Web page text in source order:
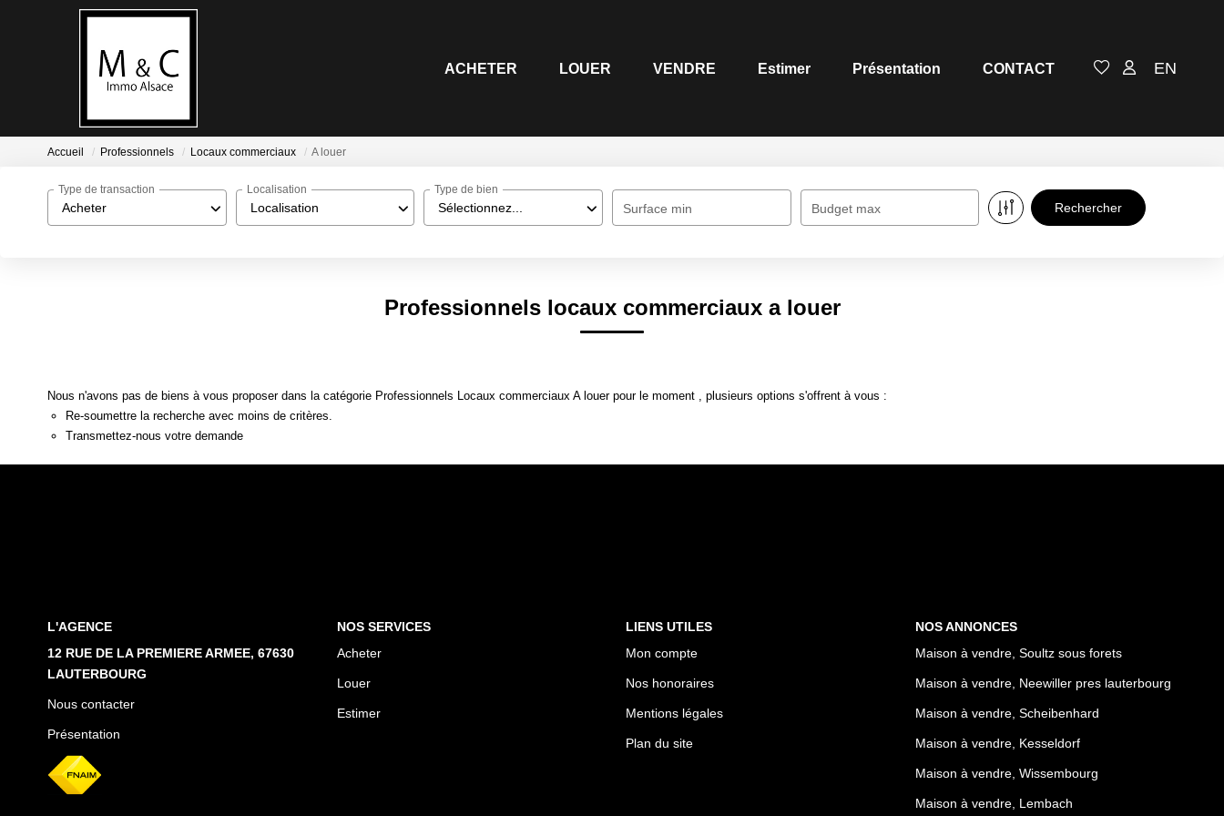
ACHETER LOUER VENDRE Estimer Présentation CONTACT EN
Accueil Professionnels Locaux commerciaux A louer
Acheter
Type de transaction
Localisation
Localisation
Sélectionnez...
Type de bien
Surface min Budget max
Professionnels locaux commerciaux a louer
Nous n'avons pas de biens à vous proposer dans la catégorie Professionnels Locaux commerciaux A louer pour le moment , plusieurs options s'offrent à vous :
Re-soumettre la recherche avec moins de critères.
Transmettez-nous votre demande
L'AGENCE
12 RUE DE LA PREMIERE ARMEE, 67630
LAUTERBOURG
Nous contacter
Présentation
NOS SERVICES
Acheter
Louer
Estimer
LIENS UTILES
Mon compte
Nos honoraires
Mentions légales
Plan du site
NOS ANNONCES
Maison à vendre, Soultz sous forets
Maison à vendre, Neewiller pres lauterbourg
Maison à vendre, Scheibenhard
Maison à vendre, Kesseldorf
Maison à vendre, Wissembourg
Maison à vendre, Lembach